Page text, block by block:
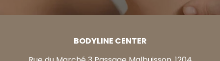
BODYLINE CENTER